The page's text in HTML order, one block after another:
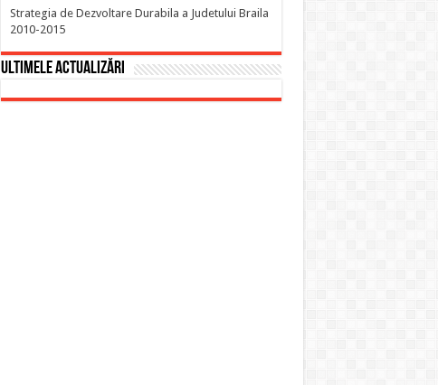
Strategia de Dezvoltare Durabila a Judetului Braila
2010-2015
Ultimele actualizări